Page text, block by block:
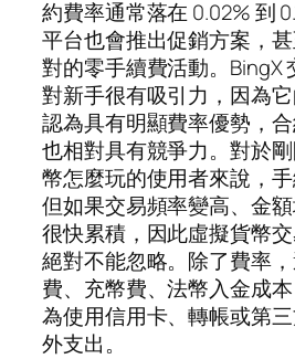
約費率通常落在 0.02% 到
平台也會推出促銷方案，
對的零手續費活動。BingX
對新手很有吸引力，因為
認為具有明顯費率優勢，
也相對具有競爭力。對於
幣怎麼玩的使用者來說，
但如果交易頻率變高、金
很快累積，因此虛擬貨幣
絕對不能忽略。除了費率
費、充幣費、法幣入金成
為使用信用卡、轉帳或第
外支出。